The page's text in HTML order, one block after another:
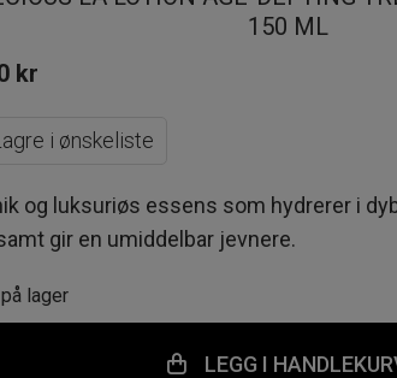
150 ML
kr
i ønskeliste
og luksuriøs essens som hydrerer i
gir en umiddelbar jevnere.
lager
LEGG I